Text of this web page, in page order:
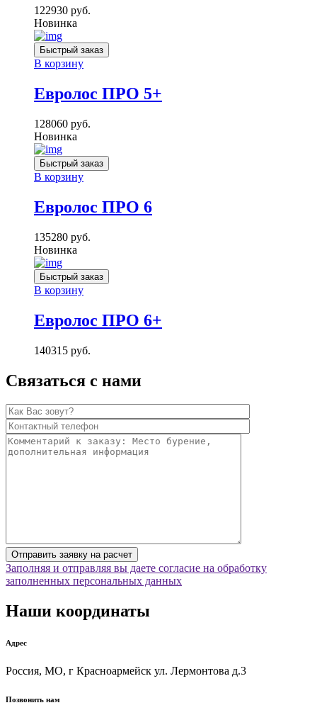
122930 руб.
Новинка
Быстрый заказ
В корзину
Евролос ПРО 5+
128060 руб.
Новинка
Быстрый заказ
В корзину
Евролос ПРО 6
135280 руб.
Новинка
Быстрый заказ
В корзину
Евролос ПРО 6+
140315 руб.
Связаться с нами
Заполняя и отправляя вы даете согласие на обработку
заполненных персональных данных
Наши координаты
Адрес
Россия, МО, г Красноармейск ул. Лермонтова д.3
Позвонить нам